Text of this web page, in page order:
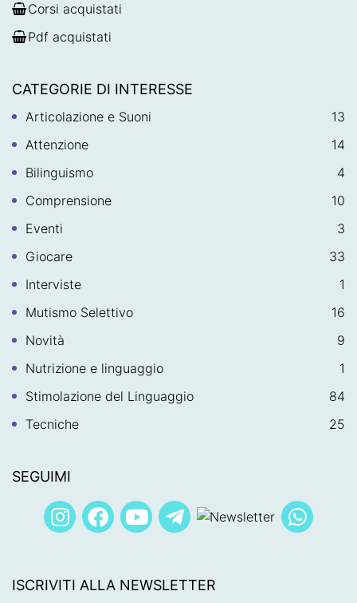
Corsi acquistati
Pdf acquistati
CATEGORIE DI INTERESSE
Articolazione e Suoni
13
Attenzione
14
Bilinguismo
4
Comprensione
10
Eventi
3
Giocare
33
Interviste
1
Mutismo Selettivo
16
Novità
9
Nutrizione e linguaggio
1
Stimolazione del Linguaggio
84
Tecniche
25
SEGUIMI
ISCRIVITI ALLA NEWSLETTER